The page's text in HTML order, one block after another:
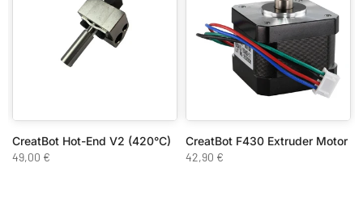
CreatBot Hot-End V2 (420°C)
49,00 €
CreatBot F430 Extruder Motor
42,90 €